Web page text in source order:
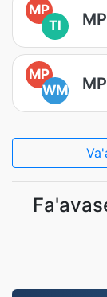
MP
TI
MP
WM